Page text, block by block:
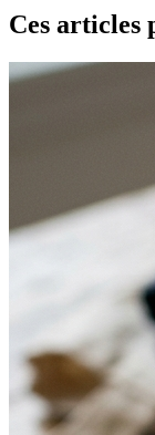
Ces articles